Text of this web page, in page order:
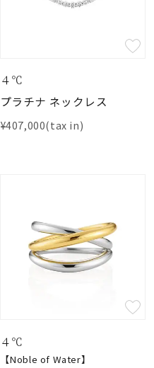
４℃
プラチナ ネックレス
¥407,000(tax in)
４℃
【Noble of Water】